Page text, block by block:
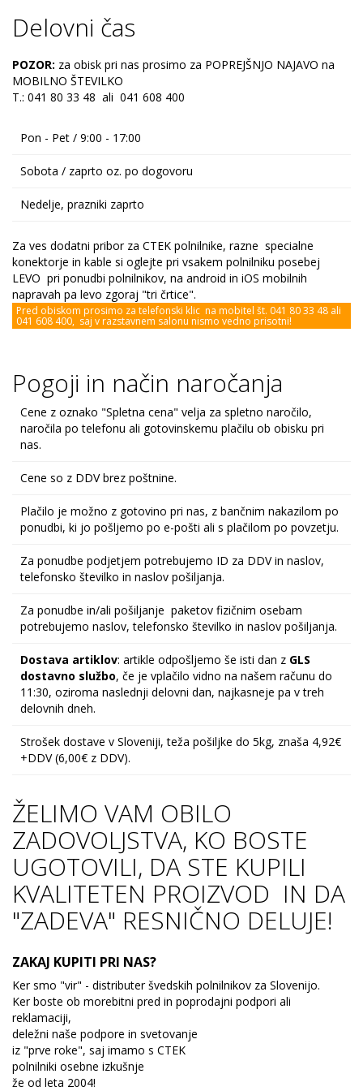
Delovni čas
POZOR: za obisk pri nas prosimo za POPREJŠNJO NAJAVO na
MOBILNO ŠTEVILKO
T.: 041 80 33 48 ali 041 608 400
Pon - Pet / 9:00 - 17:00
Sobota / zaprto oz. po dogovoru
Nedelje, prazniki zaprto
Za ves dodatni pribor za CTEK polnilnike, razne specialne
konektorje in kable si oglejte pri vsakem polnilniku posebej
LEVO pri ponudbi polnilnikov, na android in iOS mobilnih
napravah pa levo zgoraj "tri črtice".
Pred obiskom prosimo za telefonski klic na mobitel št. 041 80 33 48 ali
041 608 400, saj v razstavnem salonu nismo vedno prisotni!
Pogoji in način naročanja
Cene z oznako "Spletna cena" velja za spletno naročilo,
naročila po telefonu ali gotovinskemu plačilu ob obisku pri
nas.
Cene so z DDV brez poštnine.
Plačilo je možno z gotovino pri nas, z bančnim nakazilom po
ponudbi, ki jo pošljemo po e-pošti ali s plačilom po povzetju.
Za ponudbe podjetjem potrebujemo ID za DDV in naslov,
telefonsko številko in naslov pošiljanja.
Za ponudbe in/ali pošiljanje paketov fizičnim osebam
potrebujemo naslov, telefonsko številko in naslov pošiljanja.
Dostava artiklov: artikle odpošljemo še isti dan z GLS
dostavno službo, če je vplačilo vidno na našem računu do
11:30, oziroma naslednji delovni dan, najkasneje pa v treh
delovnih dneh.
Strošek dostave v Sloveniji, teža pošiljke do 5kg, znaša 4,92€
+DDV (6,00€ z DDV).
ŽELIMO VAM OBILO
ZADOVOLJSTVA, KO BOSTE
UGOTOVILI, DA STE KUPILI
KVALITETEN PROIZVOD IN DA
"ZADEVA" RESNIČNO DELUJE!
ZAKAJ KUPITI PRI NAS?
Ker smo "vir" - distributer švedskih polnilnikov za Slovenijo.
Ker boste ob morebitni pred in poprodajni podpori ali
reklamaciji,
deležni naše podpore in svetovanje
iz "prve roke", saj imamo s CTEK
polnilniki osebne izkušnje
že od leta 2004!